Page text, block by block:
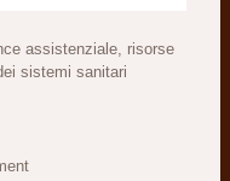
assistenziale, risorse
sistemi sanitari